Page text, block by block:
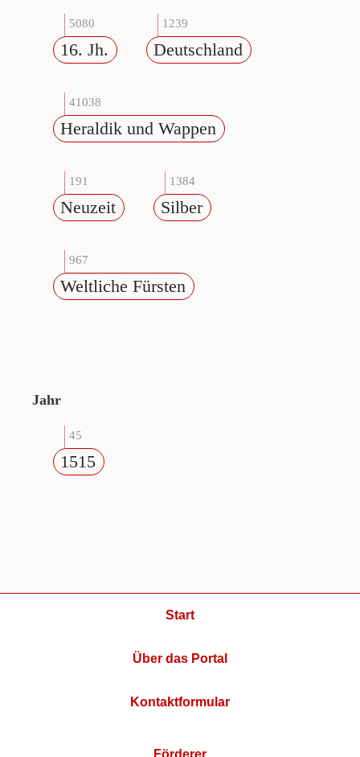
5080
16. Jh.
1239
Deutschland
41038
Heraldik und Wappen
191
Neuzeit
1384
Silber
967
Weltliche Fürsten
Jahr
45
1515
Start
Über das Portal
Kontaktformular
Förderer